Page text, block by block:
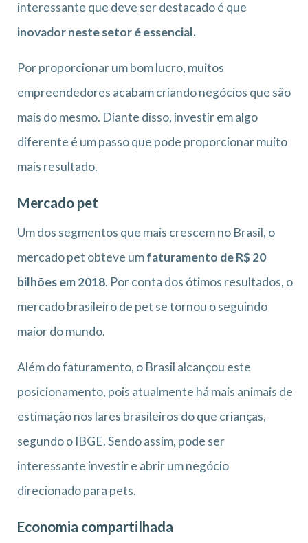
interessante que deve ser destacado é que
inovador neste setor é essencial.
Por proporcionar um bom lucro, muitos
empreendedores acabam criando negócios que são
mais do mesmo. Diante disso, investir em algo
diferente é um passo que pode proporcionar muito
mais resultado.
Mercado pet
Um dos segmentos que mais crescem no Brasil, o
mercado pet obteve umfaturamento de R$ 20
bilhões em 2018. Por conta dos ótimos resultados, o
mercado brasileiro de pet se tornou o seguindo
maior do mundo.
Além do faturamento, o Brasil alcançou este
posicionamento, pois atualmente há mais animais de
estimação nos lares brasileiros do que crianças,
segundo o IBGE. Sendo assim, pode ser
interessante investir e abrir um negócio
direcionado para pets.
Economia compartilhada